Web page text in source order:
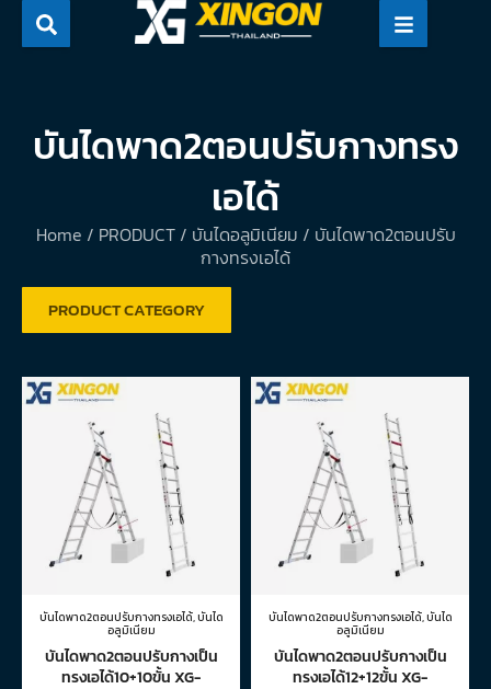
Skip
บันไดพาด2ตอนปรับกางทรง
เอได้
Home / PRODUCT/ บันไดอลูมิเนียม / บันไดพาด2ตอนปรับ
กางทรงเอได้
PRODUCT CATEGORY
บันไดพาด2ตอนปรับกางทรงเอได้,บันได
อลูมิเนียม
บันไดพาด2ตอนปรับกางเป็น
ทรงเอได้10+10ขั้น XG-
บันไดพาด2ตอนปรับกางทรงเอได้,บันได
อลูมิเนียม
บันไดพาด2ตอนปรับกางเป็น
ทรงเอได้12+12ขั้น XG-